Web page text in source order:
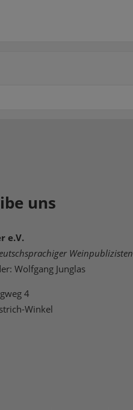
uns
e.V.
Weinpublizisten
Wolfgang Junglas
4
Winkel